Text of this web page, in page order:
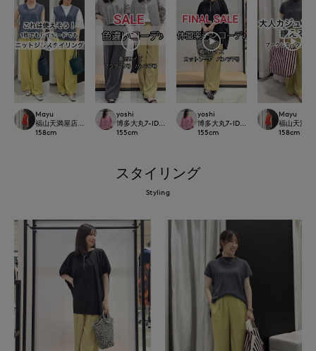
Mayu
福山天満屋店INED/7-IDconcept./Maglie
158cm
yoshi
博多大丸7-IDconcept.
155cm
yoshi
博多大丸7-IDconcept.
155cm
Mayu
福山天満
158cm
スタイリング
Styling